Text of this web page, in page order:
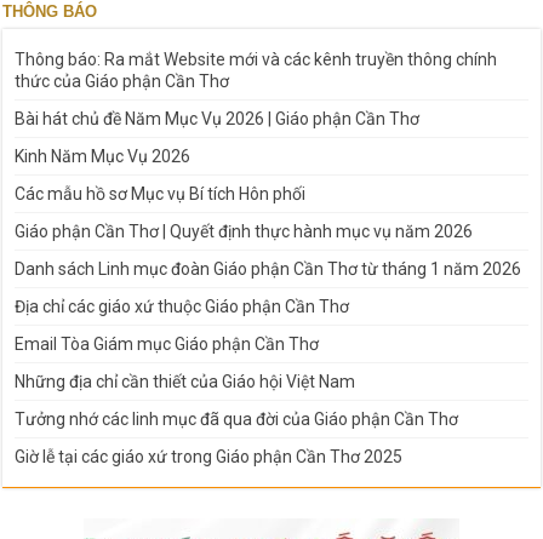
THÔNG BÁO
Thông báo: Ra mắt Website mới và các kênh truyền thông chính
thức của Giáo phận Cần Thơ
Bài hát chủ đề Năm Mục Vụ 2026 | Giáo phận Cần Thơ
Kinh Năm Mục Vụ 2026
Các mẫu hồ sơ Mục vụ Bí tích Hôn phối
Giáo phận Cần Thơ | Quyết định thực hành mục vụ năm 2026
Danh sách Linh mục đoàn Giáo phận Cần Thơ từ tháng 1 năm 2026
Địa chỉ các giáo xứ thuộc Giáo phận Cần Thơ
Email Tòa Giám mục Giáo phận Cần Thơ
Những địa chỉ cần thiết của Giáo hội Việt Nam
Tưởng nhớ các linh mục đã qua đời của Giáo phận Cần Thơ
Giờ lễ tại các giáo xứ trong Giáo phận Cần Thơ 2025